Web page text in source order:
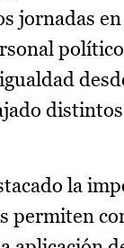
jornadas
la
permiten